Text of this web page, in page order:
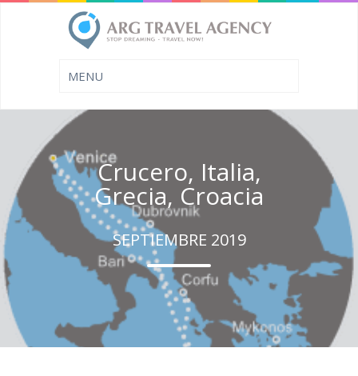
Crucero, Italia,
Grecia, Croacia
SEPTIEMBRE 2019